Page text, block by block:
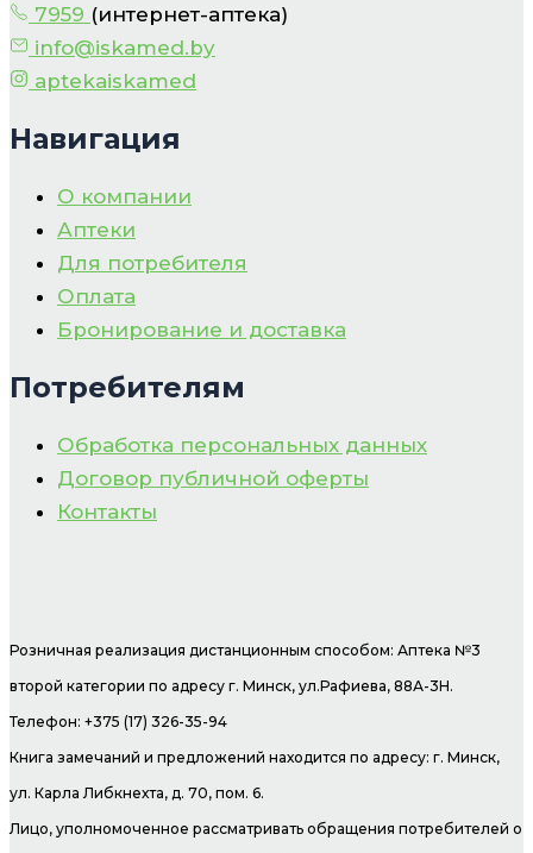
7959 (интернет-аптека)
info@iskamed.by
aptekaiskamed
Навигация
О компании
Аптеки
Для потребителя
Оплата
Бронирование и доставка
Потребителям
Обработка персональных данных
Договор публичной оферты
Контакты
Розничная реализация дистанционным способом: Аптека №3
второй категории по адресу г. Минск, ул.Рафиева, 88А-3Н.
Телефон: +375 (17) 326-35-94
Книга замечаний и предложений находится по адресу: г. Минск,
ул. Карла Либкнехта, д. 70, пом. 6.
Лицо, уполномоченное рассматривать обращения потребителей о